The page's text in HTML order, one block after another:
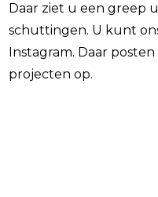
Daar ziet u een greep
schuttingen. U kunt
Instagram. Daar
projecten op.